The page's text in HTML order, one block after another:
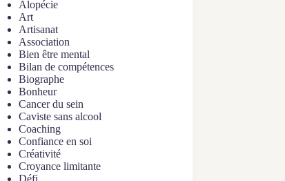
Alopécie
Art
Artisanat
Association
Bien être mental
Bilan de compétences
Biographe
Bonheur
Cancer du sein
Caviste sans alcool
Coaching
Confiance en soi
Créativité
Croyance limitante
Défi